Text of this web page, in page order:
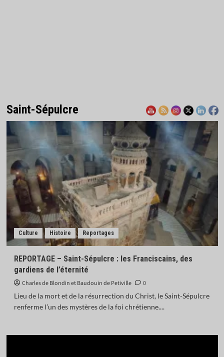
Saint-Sépulcre
Culture Histoire Reportages
REPORTAGE – Saint-Sépulcre : les Franciscains, des
gardiens de l’éternité
Charles de Blondin et Baudouin de Petiville
0
Lieu de la mort et de la résurrection du Christ, le Saint-Sépulcre
renferme l’un des mystères de la foi chrétienne....